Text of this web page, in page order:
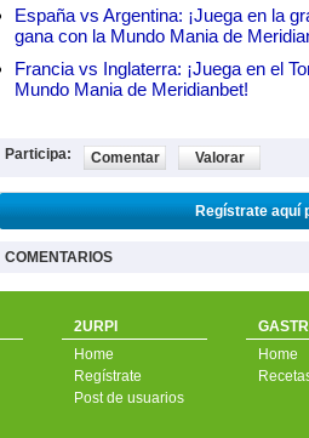
España vs Argentina: ¡Juega en la
gana con la Mundo Mania de
Francia vs Inglaterra: ¡Juega en el
Mundo Mania de Meridianbet!
Participa: Comentar Valorar
Regístrate aquí
COMENTARIOS
2URPI
Home
Regístrate
Post de usuarios
Home